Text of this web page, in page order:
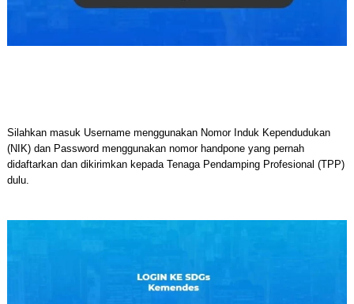
Silahkan masuk Username menggunakan Nomor Induk Kependudukan
(NIK) dan Password menggunakan nomor handpone yang pernah
didaftarkan dan dikirimkan kepada Tenaga Pendamping Profesional (TPP)
dulu.